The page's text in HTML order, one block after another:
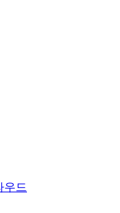
우드